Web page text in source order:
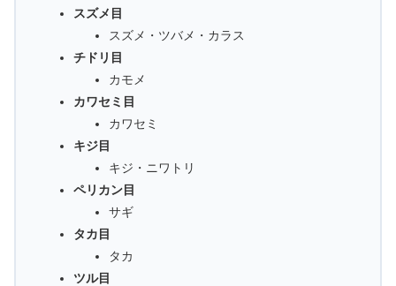
スズメ目
スズメ・ツバメ・カラス
チドリ目
カモメ
カワセミ目
カワセミ
キジ目
キジ・ニワトリ
ペリカン目
サギ
タカ目
タカ
ツル目